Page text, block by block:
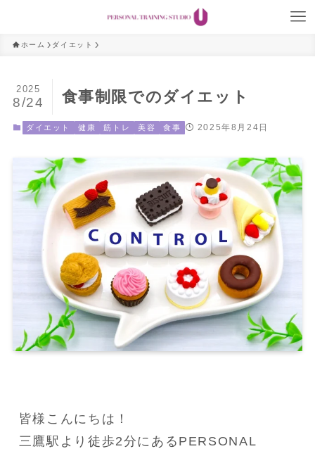
ホーム ダイエット
食事制限でのダイエット
2025
8/24
ダイエット 健康 筋トレ 美容 食事 2025年8月24日
皆様こんにちは！
三鷹駅より徒歩2分にあるPERSONAL